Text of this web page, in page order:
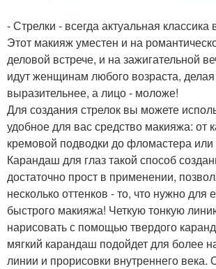
- Стрелки - всегда актуальная классика
Этот макияж уместен и на
деловой встрече, и на зажигательной
идут женщинам любого возраста, делая
выразительнее, а лицо - моложе!
Для создания стрелок вы можете
удобное для вас средство макияжа: от
кремовой подводки до фломастера или
Карандаш для глаз такой способ
достаточно прост в применении,
несколько оттенков - то, что нужно для
быстрого макияжа! Четкую тонкую
нарисовать с помощью твердого
мягкий карандаш подойдет для более
линии и прорисовки внутреннего века.